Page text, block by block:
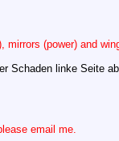
(power) and
Schaden linke Seite
email me.